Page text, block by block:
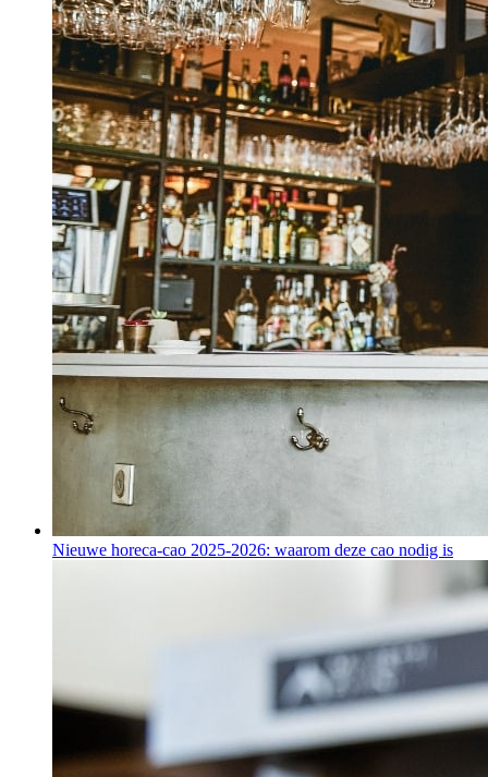
Nieuwe horeca-cao 2025-2026: waarom deze cao nodig is